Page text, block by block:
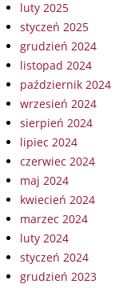
luty 2025
styczeń 2025
grudzień 2024
listopad 2024
październik 2024
wrzesień 2024
sierpień 2024
lipiec 2024
czerwiec 2024
maj 2024
kwiecień 2024
marzec 2024
luty 2024
styczeń 2024
grudzień 2023